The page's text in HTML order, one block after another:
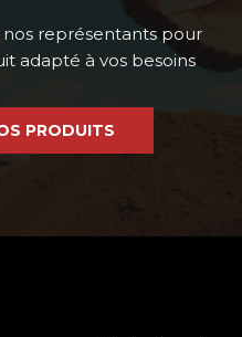
représentants pour
adapté à vos besoins
PRODUITS